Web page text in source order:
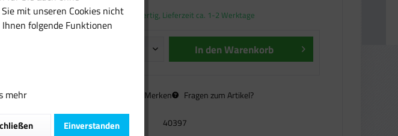
Sofort versandfertig, Lieferzeit ca. 1-2 Werktage
In denWarenkorb
Merken Fragen zum Artikel?
Artikel-Nr.: 40397
mit unseren Cookies nicht
folgende Funktionen
mehr
Einverstanden